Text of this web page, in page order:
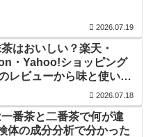
2026.07.19
はおいしい？楽天・
・Yahoo!ショッピング
レビューから味と使い方
2026.07.18
番茶と二番茶で何が違
体の成分分析で分かった